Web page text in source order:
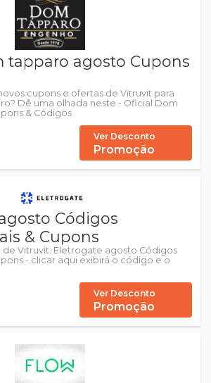
tapparo agosto Cupons
cupons e ofertas de Vitruvit para
Dê uma olhada neste - Oficial Dom
& Códigos
Ver Desconto
Promoção
Códigos
& Cupons
de Vitruvit: Eletrogate agosto Códigos
- clicar aqui exibirá o código e o
Ver Desconto
Promoção